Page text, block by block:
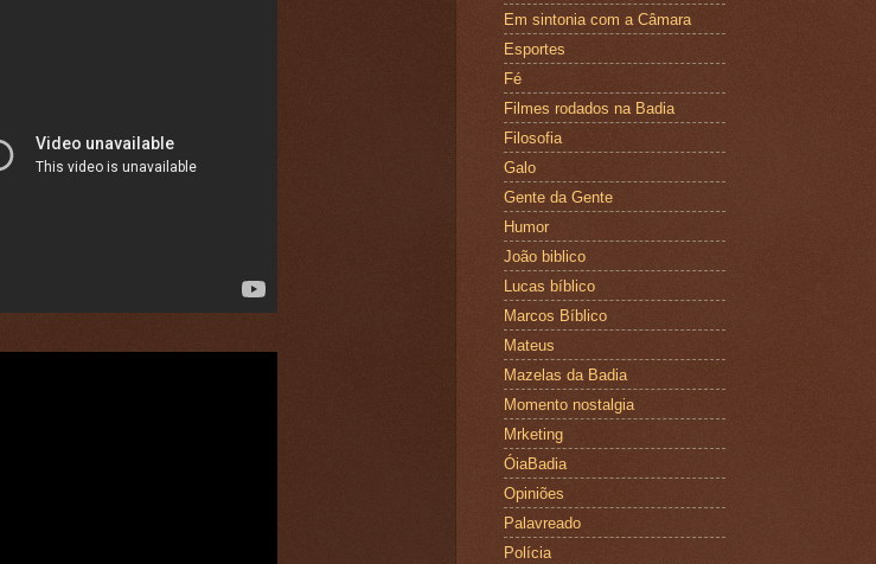
Em sintonia com a Câmara
Esportes
Fé
Filmes rodados na Badia
Filosofia
Galo
Gente da Gente
Humor
João biblico
Lucas bíblico
Marcos Bíblico
Mateus
Mazelas da Badia
Momento nostalgia
Mrketing
ÓiaBadia
Opiniões
Palavreado
Polícia